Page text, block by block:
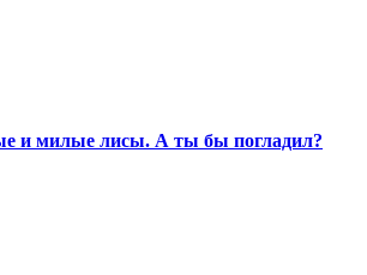
и милые лисы. А ты бы погладил?